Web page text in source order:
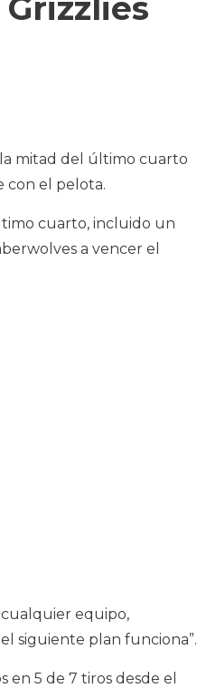
mitad del último cuarto
con el pelota.
cuarto, incluido un
a vencer el
cualquier equipo,
siguiente plan funciona”.
en 5 de 7 tiros desde el